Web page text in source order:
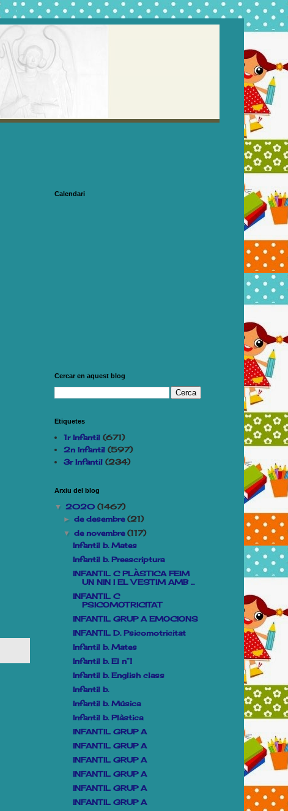
Calendari
Cercar en aquest blog
Etiquetes
1r Infantil (671)
2n Infantil (597)
3r Infantil (234)
Arxiu del blog
▼ 2020 (1467)
►de desembre(21)
▼de novembre(117)
Infantil b. Mates
Infantil b. Preescriptura
INFANTIL C PLÀSTICA FEIM
UN NIN I EL VESTIM AMB ...
INFANTIL C
PSICOMOTRICITAT
INFANTIL GRUP A EMOCIONS
INFANTIL D. Psicomotricitat
Infantil b. Mates
Infantil b. El n°1
Infantil b. English class
Infantil b.
Infantil b. Música
Infantil b. Plàstica
INFANTIL GRUP A
INFANTIL GRUP A
INFANTIL GRUP A
INFANTIL GRUP A
INFANTIL GRUP A
INFANTIL GRUP A